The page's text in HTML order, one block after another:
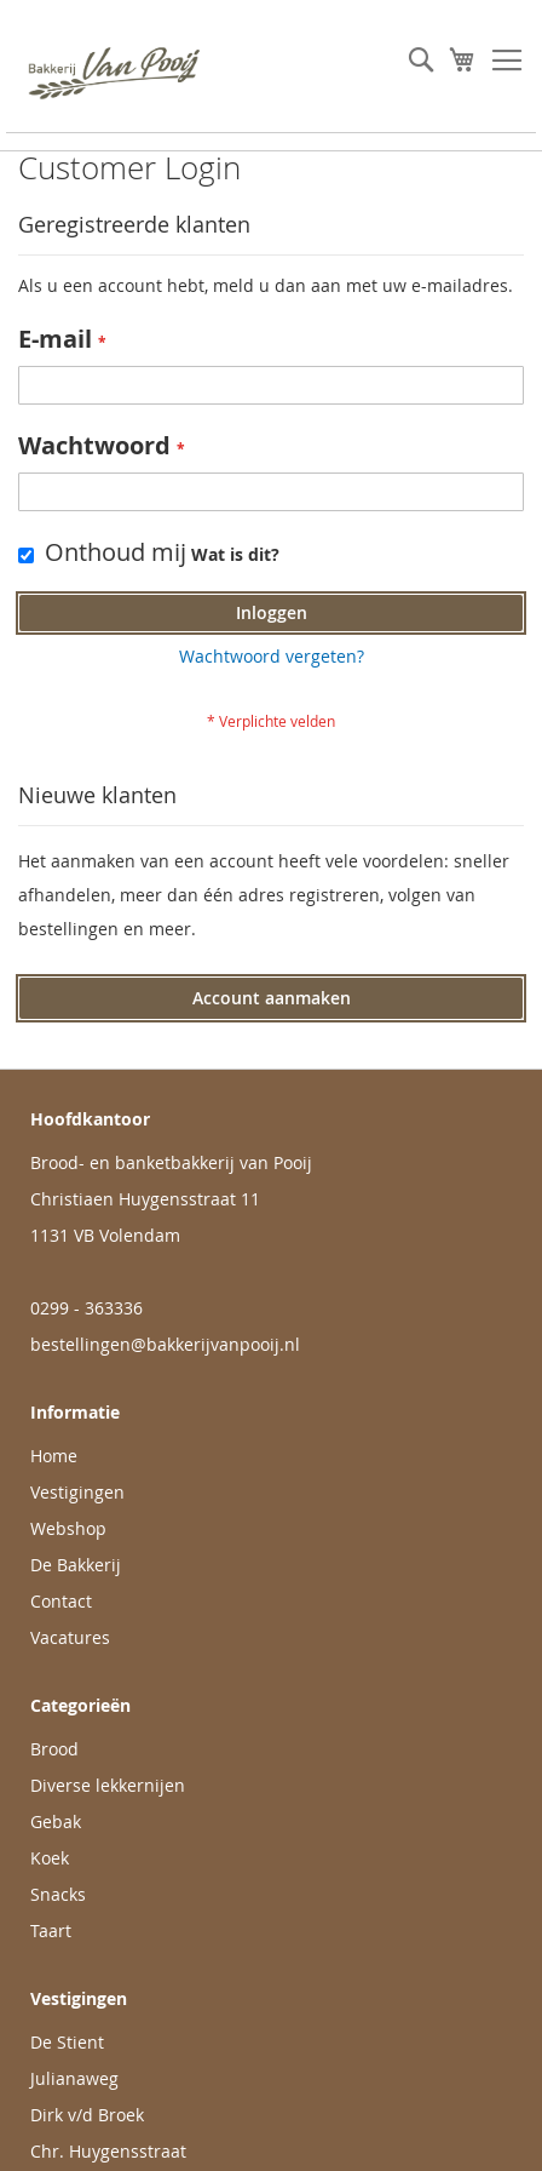
de
inhoud
Search
Customer Login
Geregistreerde klanten
Als u een account hebt, meld u dan aan met uw e-mailadres.
E-mail
Wachtwoord
Onthoud mij Wat is dit?
Inloggen
Wachtwoord vergeten?
Nieuwe klanten
Het aanmaken van een account heeft vele voordelen: sneller
afhandelen, meer dan één adres registreren, volgen van
bestellingen en meer.
Account aanmaken
Hoofdkantoor
Brood- en banketbakkerij van Pooij
Christiaen Huygensstraat 11
1131 VB Volendam
0299 - 363336
bestellingen@bakkerijvanpooij.nl
Informatie
Home
Vestigingen
Webshop
De Bakkerij
Contact
Vacatures
Categorieën
Brood
Diverse lekkernijen
Gebak
Koek
Snacks
Taart
Vestigingen
De Stient
Julianaweg
Dirk v/d Broek
Chr. Huygensstraat